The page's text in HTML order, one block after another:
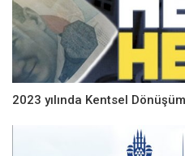
2023 yılında Kentsel